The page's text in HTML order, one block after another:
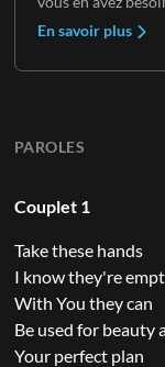
En savoir plus
PAROLES
Couplet 1
Take these hands
I know they're
With You they can
Be used for beauty
Your perfect plan